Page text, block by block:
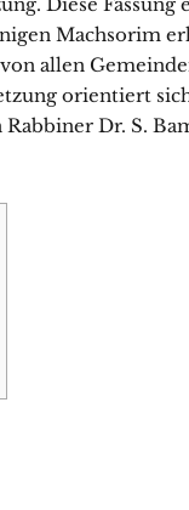
Machsorim
allen
orientiert
Dr. S.